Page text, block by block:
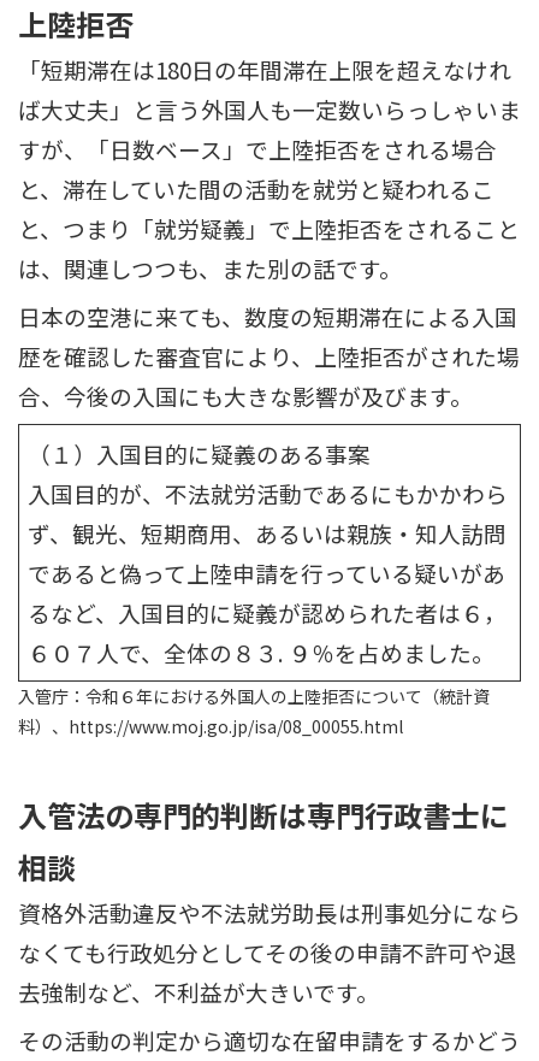
上陸拒否
「短期滞在は180日の年間滞在上限を超えなけれ
ば大丈夫」と言う外国人も一定数いらっしゃいま
すが、「日数ベース」で上陸拒否をされる場合
と、滞在していた間の活動を就労と疑われるこ
と、つまり「就労疑義」で上陸拒否をされること
は、関連しつつも、また別の話です。
日本の空港に来ても、数度の短期滞在による入国
歴を確認した審査官により、上陸拒否がされた場
合、今後の入国にも大きな影響が及びます。
（１）入国目的に疑義のある事案
入国目的が、不法就労活動であるにもかかわら
ず、観光、短期商用、あるいは親族・知人訪問
であると偽って上陸申請を行っている疑いがあ
るなど、入国目的に疑義が認められた者は６，
６０７人で、全体の８３. ９％を占めました。
入管庁：令和６年における外国人の上陸拒否について（統計資
料）、https://www.moj.go.jp/isa/08_00055.html
入管法の専門的判断は専門行政書士に
相談
資格外活動違反や不法就労助長は刑事処分になら
なくても行政処分としてその後の申請不許可や退
去強制など、不利益が大きいです。
その活動の判定から適切な在留申請をするかどう